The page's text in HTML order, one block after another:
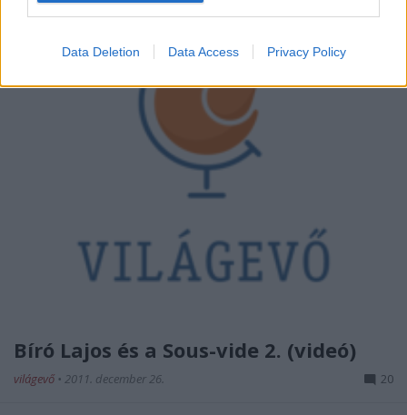
Data Deletion Data Access Privacy Policy
Bíró Lajos és a Sous-vide 2. (videó)
világevő • 2011. december 26. 20